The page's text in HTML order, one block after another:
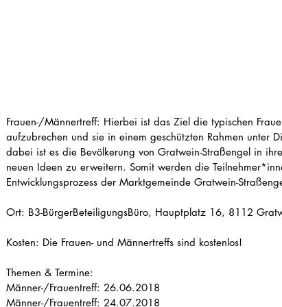
Frauen-/Männertreff: Hierbei ist das Ziel die typischen
aufzubrechen und sie in einem geschützten Rahmen unter
dabei ist es die Bevölkerung von Gratwein-Straßengel in
neuen Ideen zu erweitern. Somit werden die
Entwicklungsprozess der Marktgemeinde Gratwein-
Ort: B3-BürgerBeteiligungsBüro, Hauptplatz 16, 8112
Kosten: Die Frauen- und Männertreffs sind kostenlos!
Themen & Termine:
Männer-/Frauentreff: 26.06.2018
Männer-/Frauentreff: 24.07.2018